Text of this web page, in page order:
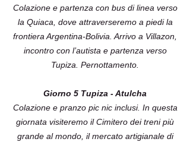
Colazione e partenza con bus di linea verso
la Quiaca, dove attraverseremo a piedi la
frontiera Argentina-Bolivia. Arrivo a Villazon,
incontro con l’autista e partenza verso
Tupiza. Pernottamento.
Giorno 5 Tupiza - Atulcha
Colazione e pranzo pic nic inclusi. In questa
giornata visiteremo il Cimitero dei treni più
grande al mondo, il mercato artigianale di